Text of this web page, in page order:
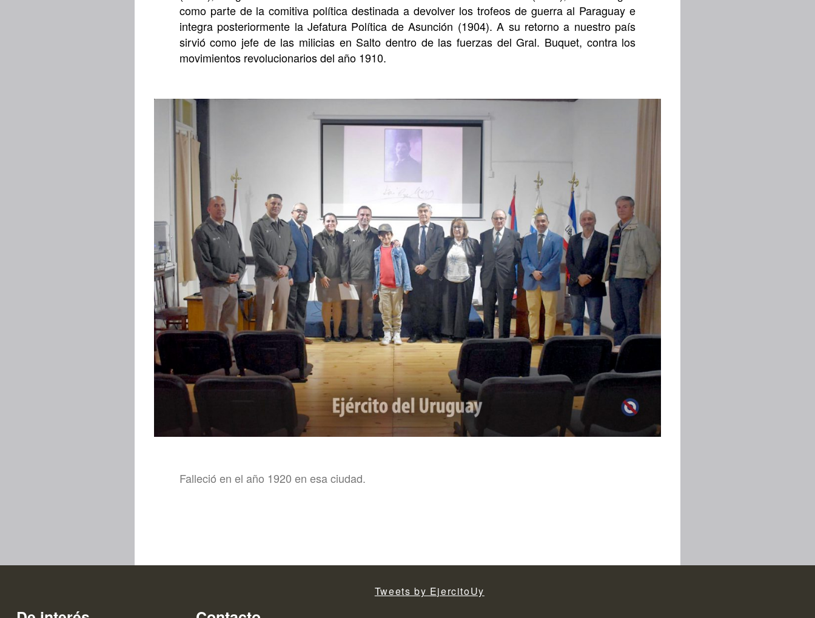
como parte de la comitiva política destinada a devolver los trofeos de guerra al Paraguay e
integra posteriormente la Jefatura Política de Asunción (1904). A su retorno a nuestro país
sirvió como jefe de las milicias en Salto dentro de las fuerzas del Gral. Buquet, contra los
movimientos revolucionarios del año 1910.
Falleció en el año 1920 en esa ciudad.
Tweets by EjercitoUy